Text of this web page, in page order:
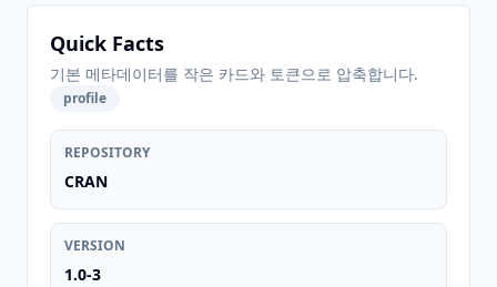
Quick Facts
기본 메타데이터를 작은 카드와 토큰으로 압축합니다.
profile
REPOSITORY
CRAN
VERSION
1.0-3